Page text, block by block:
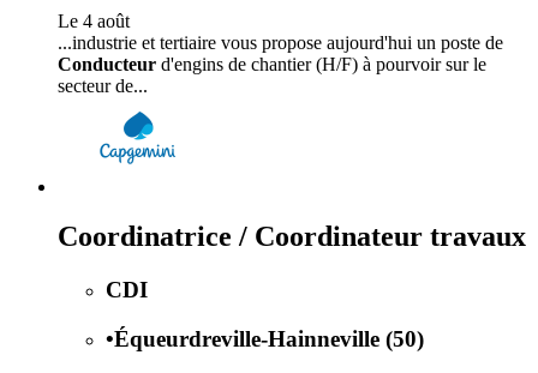
Le 4 août
...industrie et tertiaire vous propose aujourd'hui un poste de
Conducteur d'engins de chantier (H/F) à pourvoir sur le
secteur de...
Coordinatrice / Coordinateur travaux
CDI
•Équeurdreville-Hainneville (50)